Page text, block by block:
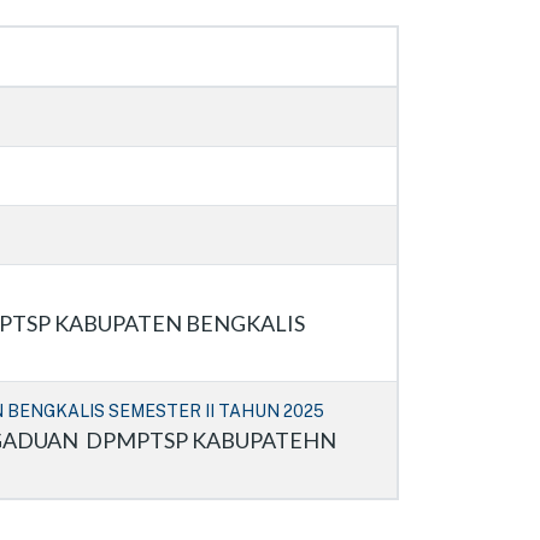
KABUPATEN BENGKALIS
SEMESTER II TAHUN 2025
DPMPTSP KABUPATEHN